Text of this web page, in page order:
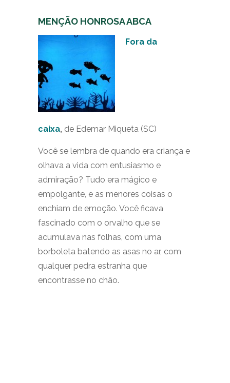
MENÇÃO HONROSA ABCA
Fora da
caixa, de Edemar Miqueta (SC)
Você se lembra de quando era criança e
olhava a vida com entusiasmo e
admiração? Tudo era mágico e
empolgante, e as menores coisas o
enchiam de emoção. Você ficava
fascinado com o orvalho que se
acumulava nas folhas, com uma
borboleta batendo as asas no ar, com
qualquer pedra estranha que
encontrasse no chão.